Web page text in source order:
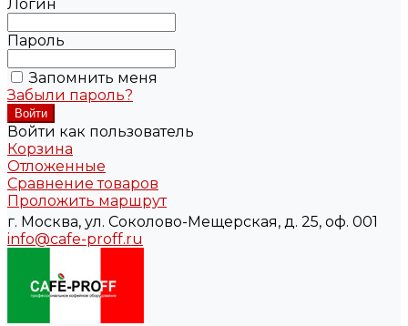
Логин
Пароль
Запомнить меня
Забыли пароль?
Войти как пользователь
Корзина
Отложенные
Сравнение товаров
Проложить маршрут
г. Москва, ул. Соколово-Мещерская, д. 25, оф. 001
info@cafe-proff.ru